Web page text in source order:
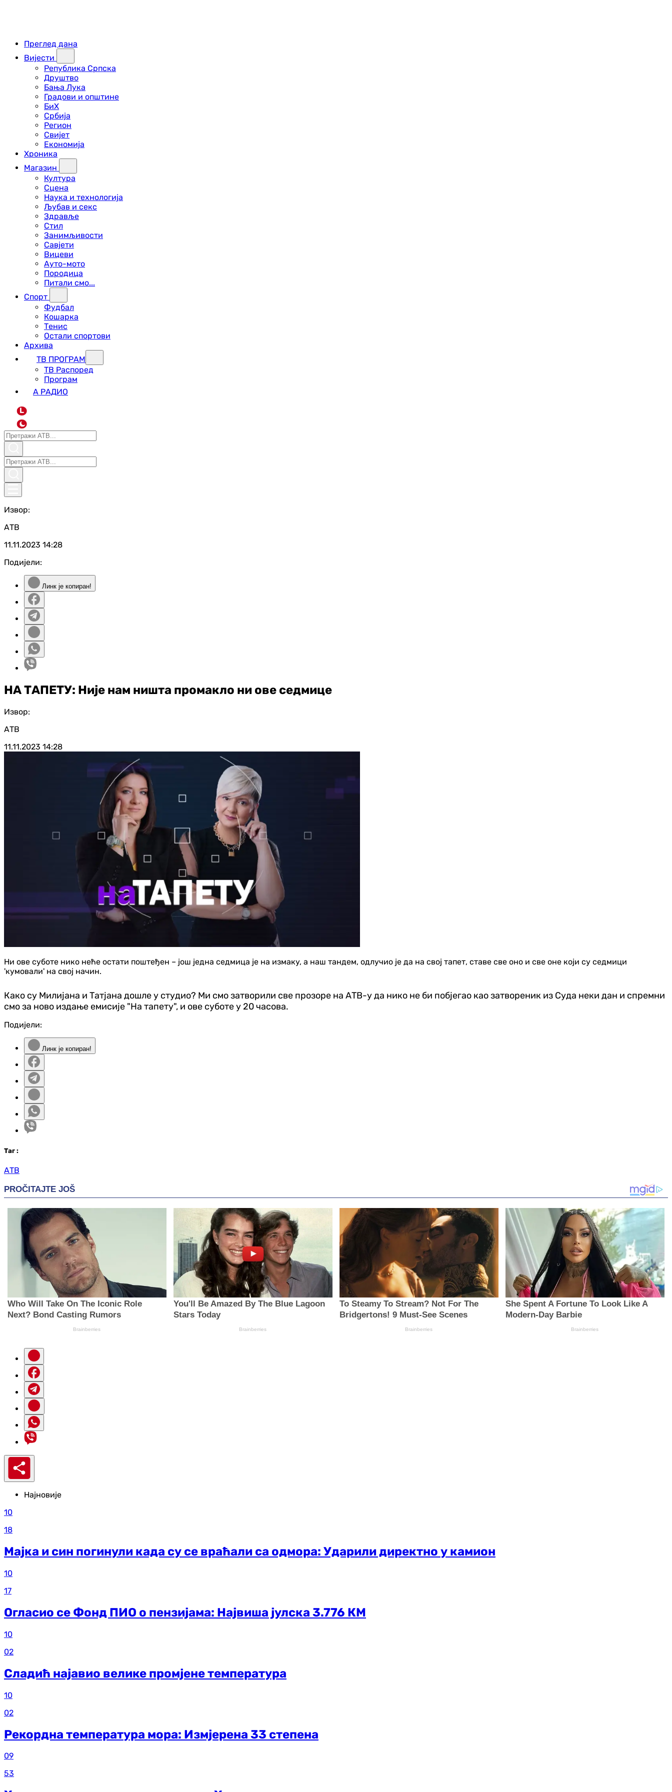
Преглед дана
Вијести
Република Српска
Друштво
Бања Лука
Градови и општине
БиХ
Србија
Регион
Свијет
Економија
Хроника
Магазин
Култура
Сцена
Наука и технологија
Љубав и секс
Здравље
Стил
Занимљивости
Савјети
Вицеви
Ауто-мото
Породица
Питали смо...
Спорт
Фудбал
Кошарка
Тенис
Остали спортови
Архива
ТВ ПРОГРАМ
ТВ Распоред
Програм
А РАДИО
L
Извор:
АТВ
11.11.2023 14:28
Подијели:
Линк је копиран!
НА ТАПЕТУ: Није нам ништа промакло ни ове седмице
Извор:
АТВ
11.11.2023 14:28
Ни ове суботе нико неће остати поштеђен – још једна седмица је на измаку, а наш тандем, одлучио је да на свој тапет, ставе све оно и све оне који су седмици
'кумовали' на свој начин.
Како су Милијана и Татјана дошле у студио? Ми смо затворили све прозоре на АТВ-у да нико не би побјегао као затвореник из Суда неки дан и спремни
смо за ново издање емисије "На тапету", и ове суботе у 20 часова.
Подијели:
Линк је копиран!
Таг :
АТВ
Најновије
10
18
Мајка и син погинули када су се враћали са одмора: Ударили директно у камион
10
17
Огласио се Фонд ПИО о пензијама: Највиша јулска 3.776 КМ
10
02
Сладић најавио велике промјене температура
10
02
Рекордна температура мора: Измјерена 33 степена
09
53